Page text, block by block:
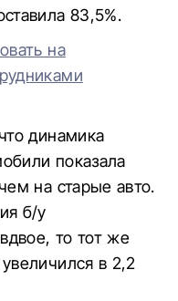
83,5%.
на
динамика
показала
на старые авто.
б/у
то тот же
в 2,2